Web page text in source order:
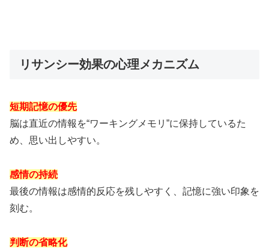
リサンシー効果の心理メカニズム
短期記憶の優先
脳は直近の情報を“ワーキングメモリ”に保持しているた
め、思い出しやすい。
感情の持続
最後の情報は感情的反応を残しやすく、記憶に強い印象を
刻む。
判断の省略化